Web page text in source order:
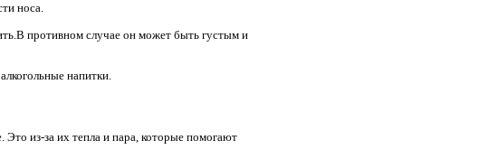
носа.
противном случае он может быть густым и
напитки.
из-за их тепла и пара, которые помогают